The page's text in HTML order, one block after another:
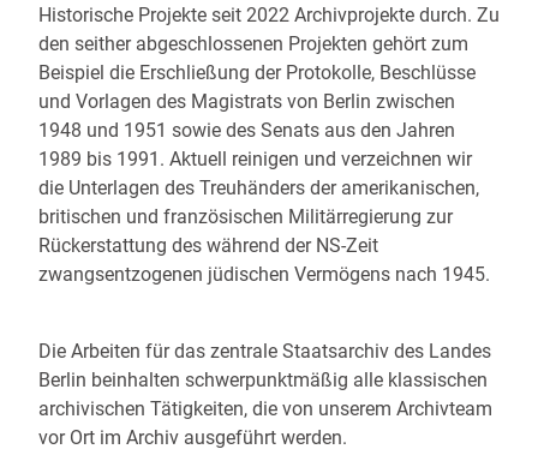
Historische Projekte seit 2022 Archivprojekte durch. Zu
den seither abgeschlossenen Projekten gehört zum
Beispiel die Erschließung der Protokolle, Beschlüsse
und Vorlagen des Magistrats von Berlin zwischen
1948 und 1951 sowie des Senats aus den Jahren
1989 bis 1991. Aktuell reinigen und verzeichnen wir
die Unterlagen des Treuhänders der amerikanischen,
britischen und französischen Militärregierung zur
Rückerstattung des während der NS-Zeit
zwangsentzogenen jüdischen Vermögens nach 1945.
Die Arbeiten für das zentrale Staatsarchiv des Landes
Berlin beinhalten schwerpunktmäßig alle klassischen
archivischen Tätigkeiten, die von unserem Archivteam
vor Ort im Archiv ausgeführt werden.